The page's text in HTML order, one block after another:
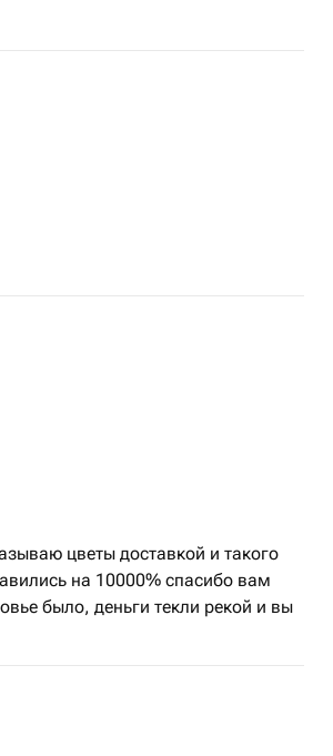
цветы доставкой и такого
на 10000% спасибо вам
было, деньги текли рекой и вы